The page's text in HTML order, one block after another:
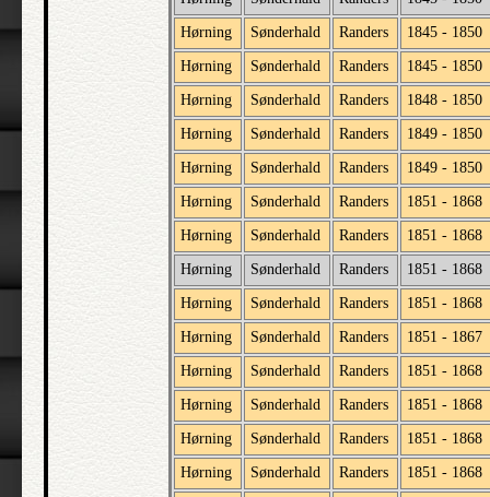
Hørning Sønderhald Randers 1845 - 1850
Hørning Sønderhald Randers 1845 - 1850
Hørning Sønderhald Randers 1848 - 1850
Hørning Sønderhald Randers 1849 - 1850
Hørning Sønderhald Randers 1849 - 1850
Hørning Sønderhald Randers 1851 - 1868
Hørning Sønderhald Randers 1851 - 1868
Hørning Sønderhald Randers 1851 - 1868
Hørning Sønderhald Randers 1851 - 1868
Hørning Sønderhald Randers 1851 - 1867
Hørning Sønderhald Randers 1851 - 1868
Hørning Sønderhald Randers 1851 - 1868
Hørning Sønderhald Randers 1851 - 1868
Hørning Sønderhald Randers 1851 - 1868